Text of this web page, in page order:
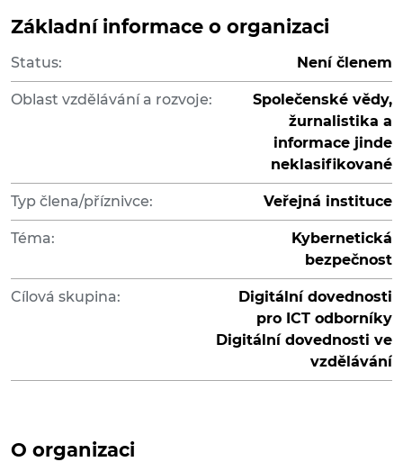
Základní informace o organizaci
Status: Není členem
Oblast vzdělávání a rozvoje:
Společenské vědy,
žurnalistika a
informace jinde
neklasifikované
Typ člena/příznivce: Veřejná instituce
Téma:
Kybernetická
bezpečnost
Cílová skupina:
Digitální dovednosti
pro ICT odborníky
Digitální dovednosti ve
vzdělávání
O organizaci